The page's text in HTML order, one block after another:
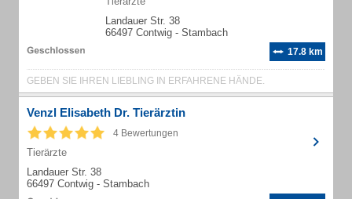
Landauer Str. 38
66497 Contwig - Stambach
17.8 km
GEBEN SIE IHREN LIEBLING IN ERFAHRENE HÄNDE.
Venzl Elisabeth Dr. Tierärztin
4 Bewertungen
Tierärzte
Landauer Str. 38
66497 Contwig - Stambach